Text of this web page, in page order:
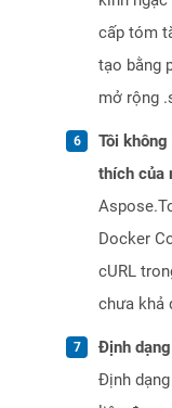
cấp tóm
tạo bằng
mở rộng
Tôi
thích của
Docker
cURL
chưa khả
Định
Định